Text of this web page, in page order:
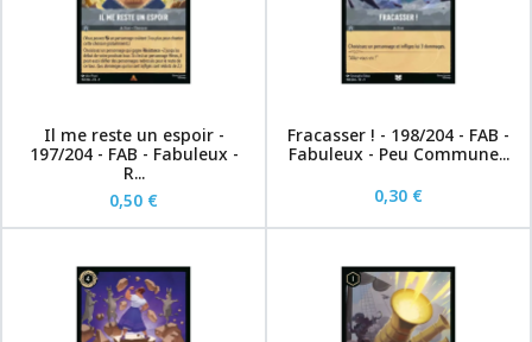
Il me reste un espoir -
197/204 - FAB - Fabuleux -
R...
0,50 €
Fracasser ! - 198/204 - FAB -
Fabuleux - Peu Commune...
0,30 €